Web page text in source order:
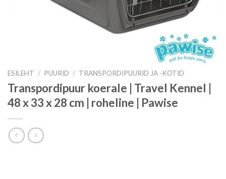
ESILEHT / PUURID / TRANSPORDIPUURID JA -KOTID
Transpordipuur koerale | Travel Kennel |
48 x 33 x 28 cm | roheline | Pawise